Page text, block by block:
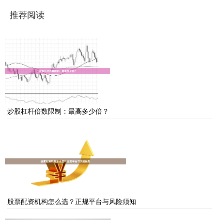
推荐阅读
炒股杠杆倍数限制：最高多少倍？
股票配资机构怎么选？正规平台与风险须知